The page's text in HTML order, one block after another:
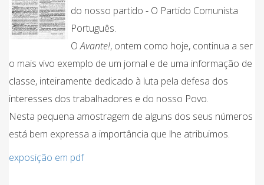
do nosso partido - O Partido Comunista
Português.
OAvante!, ontem como hoje, continua a ser
o mais vivo exemplo de um jornal e de uma informação de
classe, inteiramente dedicado à luta pela defesa dos
interesses dos trabalhadores e do nosso Povo.
Nesta pequena amostragem de alguns dos seus números
está bem expressa a importância que lhe atribuimos.
exposição em pdf